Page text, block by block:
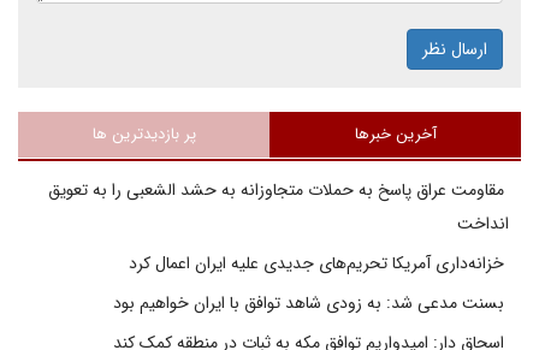
ارسال نظر
آخرین خبرها پر بازدیدترین ها
مقاومت عراق پاسخ به حملات متجاوزانه به حشد الشعبی را به تعویق
انداخت
خزانه‌داری آمریکا تحریم‌های جدیدی علیه ایران اعمال کرد
بسنت مدعی شد: به زودی شاهد توافق با ایران خواهیم بود
اسحاق دار: امیدواریم توافق مکه به ثبات در منطقه کمک کند